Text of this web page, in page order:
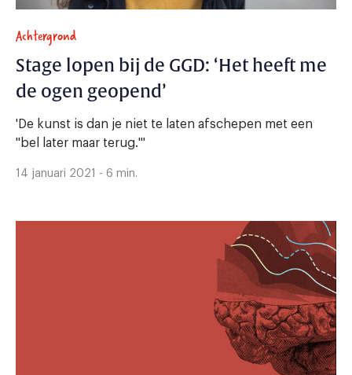
Achtergrond
Stage lopen bij de GGD: ‘Het heeft me
de ogen geopend’
'De kunst is dan je niet te laten afschepen met een
"bel later maar terug."'
14 januari 2021 - 6 min.